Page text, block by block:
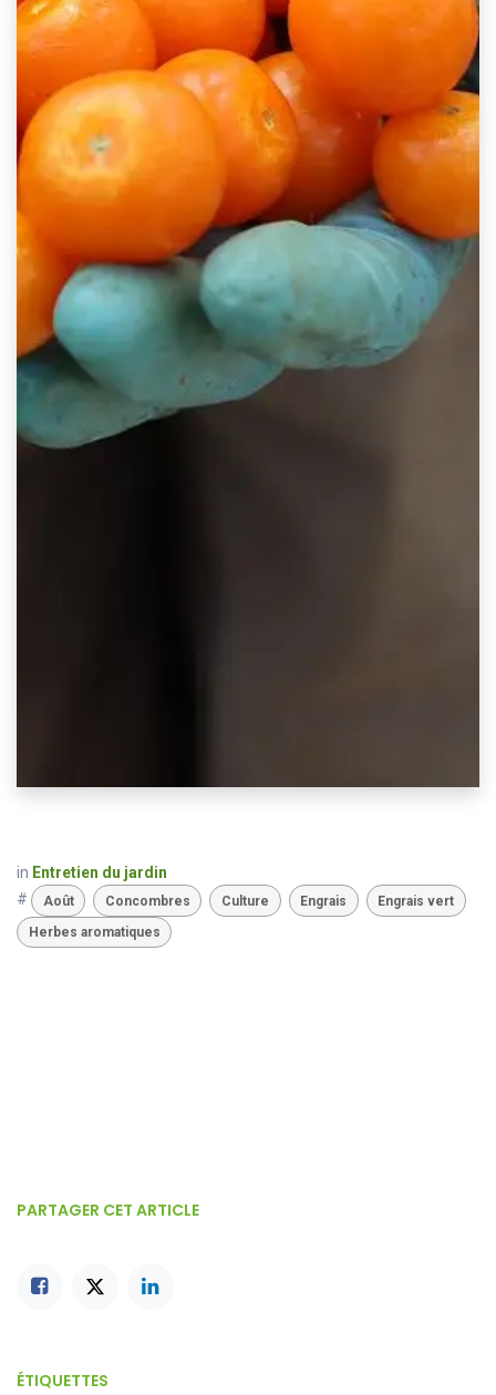
in Entretien du jardin
#
Août Concombres Culture Engrais Engrais vert
Herbes aromatiques
PARTAGER CET ARTICLE
ÉTIQUETTES